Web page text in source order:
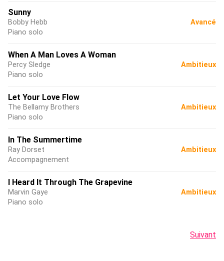
Sunny
Bobby Hebb
Piano solo
Avancé
When A Man Loves A Woman
Percy Sledge
Piano solo
Ambitieux
Let Your Love Flow
The Bellamy Brothers
Piano solo
Ambitieux
In The Summertime
Ray Dorset
Accompagnement
Ambitieux
I Heard It Through The Grapevine
Marvin Gaye
Piano solo
Ambitieux
Suivant